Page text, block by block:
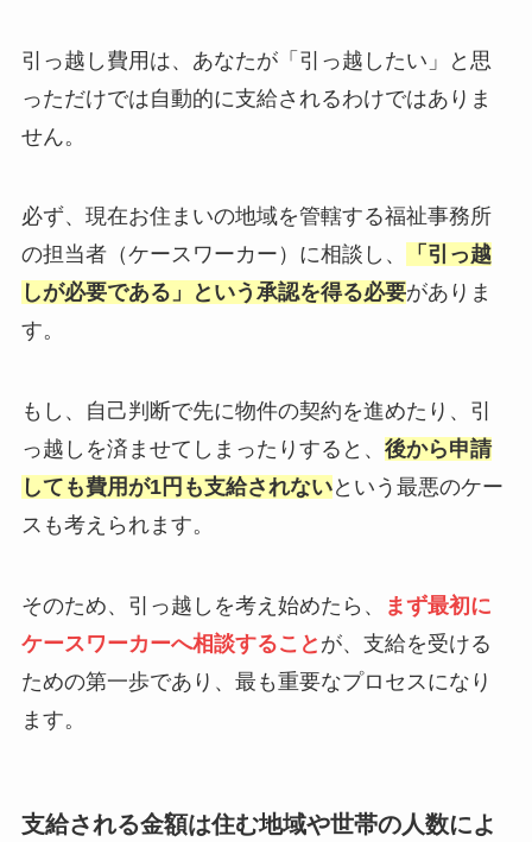
引っ越し費用は、あなたが「引っ越したい」と思
っただけでは自動的に支給されるわけではありま
せん。
必ず、現在お住まいの地域を管轄する福祉事務所
の担当者（ケースワーカー）に相談し、
「引っ越
しが必要である」という承認を得る必要がありま
す。
もし、自己判断で先に物件の契約を進めたり、引
っ越しを済ませてしまったりすると、 後から申請
しても費用が1円も支給されないという最悪のケー
スも考えられます。
そのため、引っ越しを考え始めたら、
まず最初に
ケースワーカーへ相談すること が、支給を受ける
ための第一歩であり、最も重要なプロセスになり
ます。
支給される金額は住む地域や世帯の人数によ